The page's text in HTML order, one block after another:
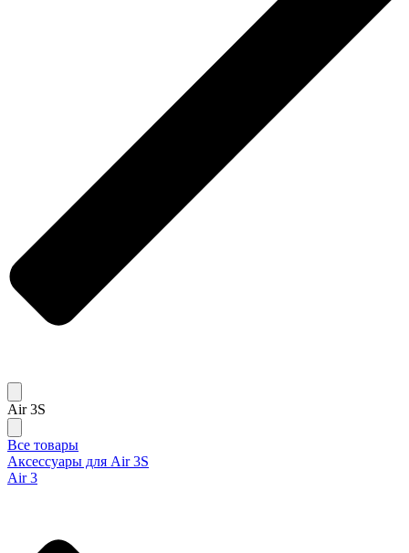
Air 3S
Все товары
Аксессуары для Air 3S
Air 3